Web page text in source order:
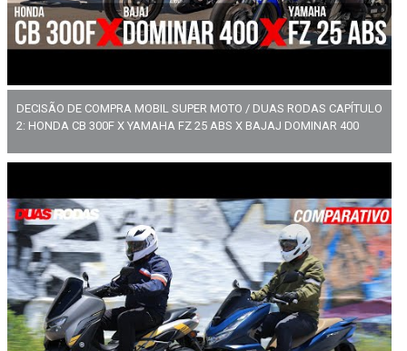
DECISÃO DE COMPRA MOBIL SUPER MOTO / DUAS RODAS CAPÍTULO
2: HONDA CB 300F X YAMAHA FZ 25 ABS X BAJAJ DOMINAR 400